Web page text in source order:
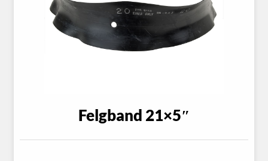
Felgband 21×5″